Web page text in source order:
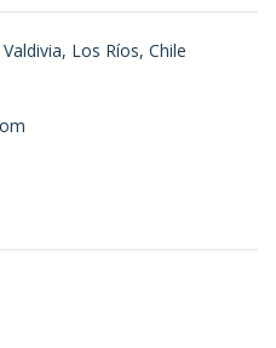
Los Ríos, Chile